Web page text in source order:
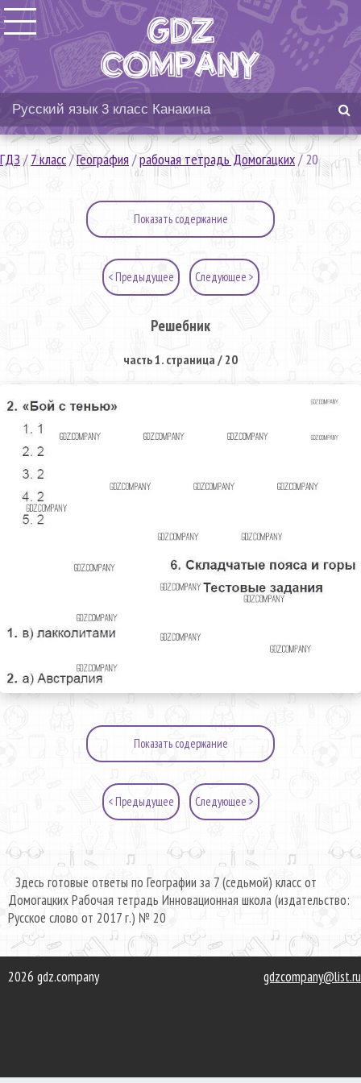
ГДЗ/7 класс/География /рабочая тетрадь Домогацких/20
Показать содержание
< Предыдущее Следующее >
Решебник
часть 1. страница / 20
Показать содержание
< Предыдущее Следующее >
Здесь готовые ответы по Географии за 7 (седьмой) класс от
Домогацких Рабочая тетрадь Инновационная школа (издательство:
Русское слово от 2017 г.) № 20
2026 gdz.company gdzcompany@list.ru